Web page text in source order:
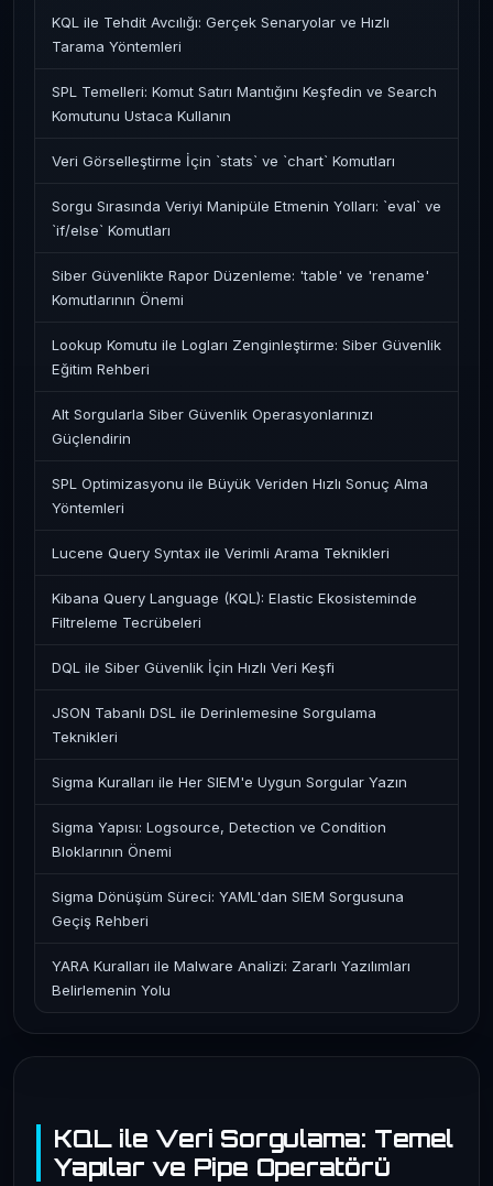
KQL ile Veri Sorgulama: Temel
Yapılar ve Pipe Operatörü
KQL ile Tehdit Avcılığı: Gerçek Senaryolar ve Hızlı
Tarama Yöntemleri
SPL Temelleri: Komut Satırı Mantığını Keşfedin ve Search
Komutunu Ustaca Kullanın
Veri Görselleştirme İçin `stats` ve `chart` Komutları
Sorgu Sırasında Veriyi Manipüle Etmenin Yolları: `eval` ve
`if/else` Komutları
Siber Güvenlikte Rapor Düzenleme: 'table' ve 'rename'
Komutlarının Önemi
Lookup Komutu ile Logları Zenginleştirme: Siber Güvenlik
Eğitim Rehberi
Alt Sorgularla Siber Güvenlik Operasyonlarınızı
Güçlendirin
SPL Optimizasyonu ile Büyük Veriden Hızlı Sonuç Alma
Yöntemleri
Lucene Query Syntax ile Verimli Arama Teknikleri
Kibana Query Language (KQL): Elastic Ekosisteminde
Filtreleme Tecrübeleri
DQL ile Siber Güvenlik İçin Hızlı Veri Keşfi
JSON Tabanlı DSL ile Derinlemesine Sorgulama
Teknikleri
Sigma Kuralları ile Her SIEM'e Uygun Sorgular Yazın
Sigma Yapısı: Logsource, Detection ve Condition
Bloklarının Önemi
Sigma Dönüşüm Süreci: YAML'dan SIEM Sorgusuna
Geçiş Rehberi
YARA Kuralları ile Malware Analizi: Zararlı Yazılımları
Belirlemenin Yolu